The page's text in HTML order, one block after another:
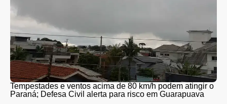
Tempestades e ventos acima de 80 km/h podem atingir o
Paraná; Defesa Civil alerta para risco em Guarapuava